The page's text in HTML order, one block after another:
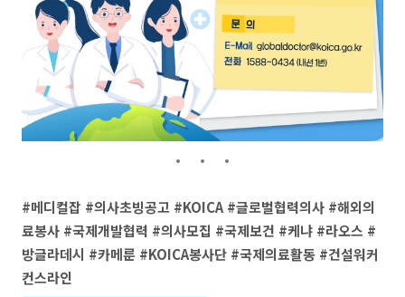
#메디컬잡 #의사초빙공고 #KOICA #글로벌협력의사 #해외의
료봉사 #국제개발협력 #의사모집 #국제보건 #케냐 #라오스 #
방글라데시 #카메룬 #KOICA봉사단 #국제의료활동 #건설워커
컨스라인